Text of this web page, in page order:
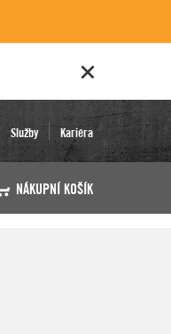
Služby Kariéra
NÁKUPNÍ KOŠÍK